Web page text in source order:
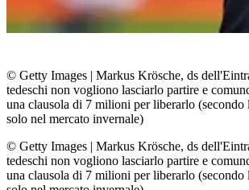
© Getty Images | Markus Krösche, ds
tedeschi non vogliono lasciarlo partire e
una clausola di 7 milioni per liberarlo
solo nel mercato invernale)
© Getty Images | Markus Krösche, ds
tedeschi non vogliono lasciarlo partire e
una clausola di 7 milioni per liberarlo